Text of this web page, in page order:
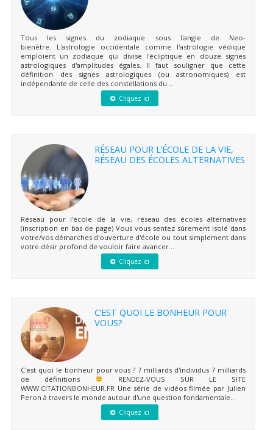
Tous les signes du zodiaque sous l'angle de Neo-
bienêtre. L'astrologie occidentale comme l'astrologie védique
emploient un zodiaque qui divise l'écliptique en douze signes
astrologiques d'amplitudes égales. Il faut souligner que cette
définition des signes astrologiques (ou astronomiques) est
indépendante de celle des constellations du...
Cliquez ici
RÉSEAU POUR L’ÉCOLE DE LA VIE,
RÉSEAU DES ÉCOLES ALTERNATIVES
Réseau pour l'école de la vie, réseau des écoles alternatives
(inscription en bas de page) Vous vous sentez sûrement isolé dans
votre/vos démarches d'ouverture d'école ou tout simplement dans
votre désir profond de vouloir faire avancer...
Cliquez ici
C’EST QUOI LE BONHEUR POUR
VOUS?
C'est quoi le bonheur pour vous ? 7 milliards d'individus 7 milliards
de définitions
RENDEZ-VOUS SUR LE SITE
WWW.CITATIONBONHEUR.FR Une série de vidéos filmée par Julien
Peron à travers le monde autour d'une question fondamentale...
Cliquez ici